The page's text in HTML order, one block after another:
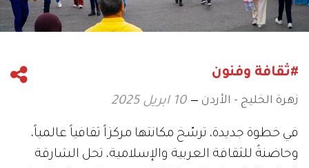
#ثقافة وفنون
زهرة الخليج - الأردن 10 ابريل 2025
في خطوة جديدة، ترسّخ مكانتها مركزاً ثقافياً عالمياً،
وحاضنةً للثقافة العربية والإسلامية، تحل الشارقة